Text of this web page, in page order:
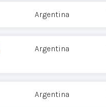
Argentina
Argentina
Argentina